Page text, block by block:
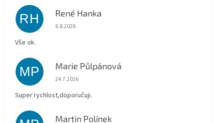
RH René Hanka
Hodnocení obchodu je 5 z 5 hvězdiček.
6.8.2026
Vše ok.
MP Marie Půlpánová
Hodnocení obchodu je 5 z 5 hvězdiček.
24.7.2026
Super rychlost,doporučuji.
Martin Polínek